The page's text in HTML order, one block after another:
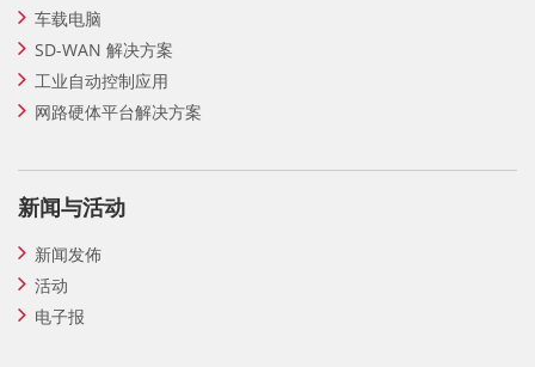
车载电脑
SD-WAN 解决方案
工业自动控制应用
网路硬体平台解决方案
新闻与活动
新闻发佈
活动
电子报